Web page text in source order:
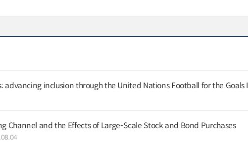
advancing inclusion through the United Nations Football for the Goals
Channel and the Effects of Large-Scale Stock and Bond Purchases